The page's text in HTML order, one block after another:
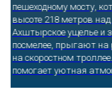
пешеходному мосту,
высоте 218 метров
Ахштырское ущелье
посмелее, прыгают
на скоростном
помогает уютная